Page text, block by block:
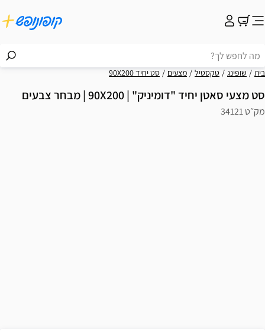
בית שופינג טקסטיל מצעים סט יחיד 90X200
סט מצעי סאטן יחיד "דומיניק" | 90X200 | מבחר צבעים
מק״ט 34121